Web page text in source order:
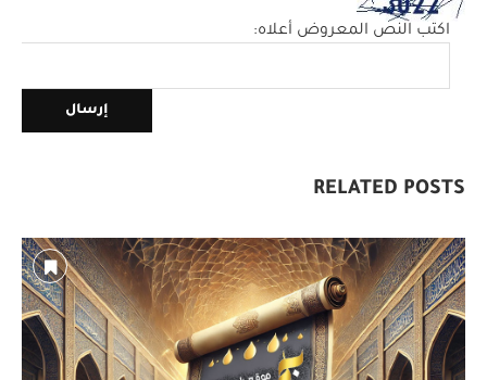
اكتب النص المعروض أعلاه:
RELATED POSTS